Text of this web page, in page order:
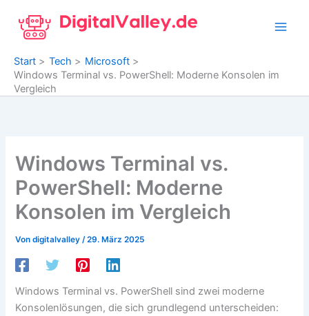
Inhalt
springen
Start
Tech
Microsoft
Windows Terminal vs. PowerShell: Moderne Konsolen im
Vergleich
Windows Terminal vs.
PowerShell: Moderne
Konsolen im Vergleich
Vondigitalvalley/29. März 2025
Windows Terminal vs. PowerShell sind zwei moderne
Konsolenlösungen, die sich grundlegend unterscheiden: